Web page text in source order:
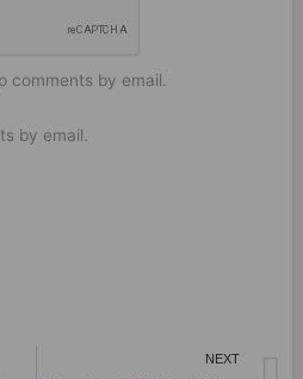
comments by email.
by email.
NEXT